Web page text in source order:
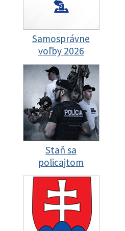
Samosprávne
voľby 2026
Staň sa
policajtom